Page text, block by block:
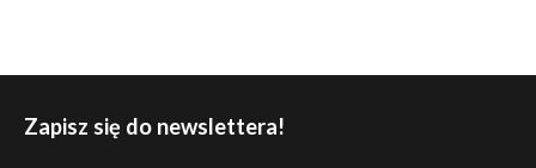
Zapisz się do newslettera!